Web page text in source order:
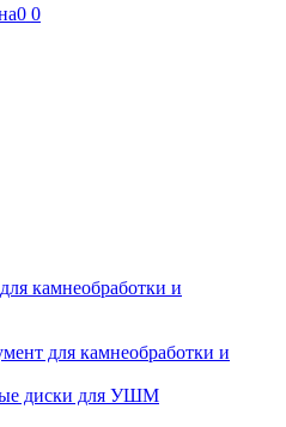
0 0
камнеобработки и
для камнеобработки и
диски для УШМ